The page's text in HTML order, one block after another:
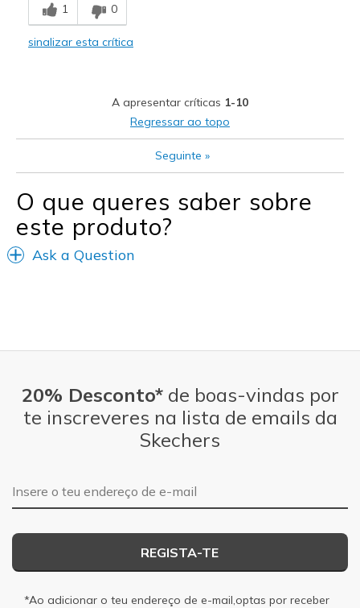
Durable
Feels true to size
1 0
sinalizar esta crítica
A apresentar críticas 1-10
Regressar ao topo
Seguinte »
O que queres saber sobre
este produto?
Ask a Question
20% Desconto*de boas-vindas por
te inscreveres na lista de emails da
Skechers
Endereço de e-mail
REGISTA-TE
*Ao adicionar o teu endereço de e-mail,optas por receber